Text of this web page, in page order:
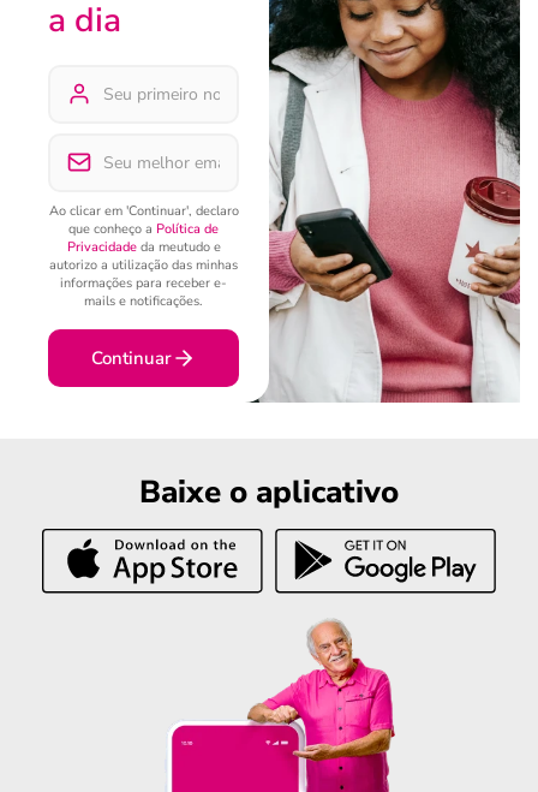
a dia
Ao clicar em 'Continuar', declaro
que conheço a Política de
Privacidadeda meutudo e
autorizo a utilização das minhas
informações para receber e-
mails e notificações.
Continuar
Baixe o aplicativo